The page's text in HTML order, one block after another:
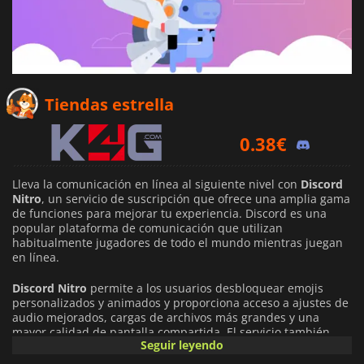
Tiendas estrella
0.38€
0.48€
Lleva la comunicación en línea al siguiente nivel con Discord
Nitro, un servicio de suscripción que ofrece una amplia gama
de funciones para mejorar tu experiencia. Discord es una
popular plataforma de comunicación que utilizan
habitualmente jugadores de todo el mundo mientras juegan
en línea.
Discord Nitro permite a los usuarios desbloquear emojis
personalizados y animados y proporciona acceso a ajustes de
audio mejorados, cargas de archivos más grandes y una
mayor calidad de pantalla compartida. El servicio también
permite descargar y jugar a una selección de juegos que
Seguir leyendo